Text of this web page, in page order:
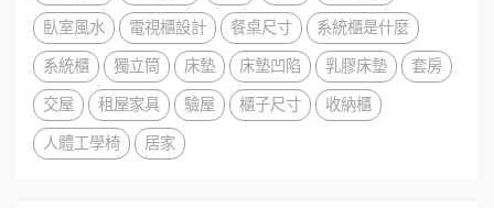
臥室風水
電視櫃設計 餐桌尺寸
系統櫃是什麼
系統櫃
獨立筒 床墊 床墊凹陷 乳膠床墊
套房
交屋
租屋家具 驗屋 櫃子尺寸
收納櫃
人體工學椅
居家